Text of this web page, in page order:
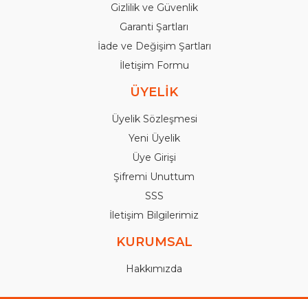
Gizlilik ve Güvenlik
Garanti Şartları
İade ve Değişim Şartları
İletişim Formu
ÜYELİK
Üyelik Sözleşmesi
Yeni Üyelik
Üye Girişi
Şifremi Unuttum
SSS
İletişim Bilgilerimiz
KURUMSAL
Hakkımızda